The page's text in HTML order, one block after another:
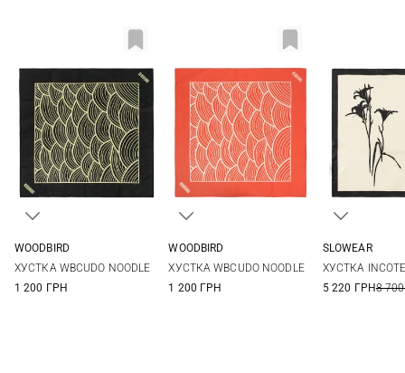
WOODBIRD
ХУСТКА WBCUDO NOODLE
1 200 ГРН
WOODBIRD
ХУСТКА WBCUDO NOODLE
1 200 ГРН
SLOWEAR
ХУСТКА
5 220 ГРН8